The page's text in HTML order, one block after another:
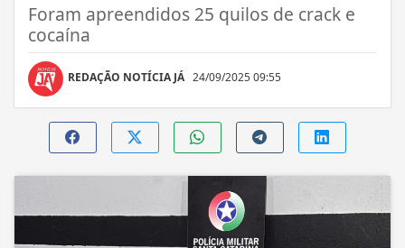
Foram apreendidos 25 quilos de crack e
cocaína
REDAÇÃO NOTÍCIA JÁ 24/09/2025 09:55